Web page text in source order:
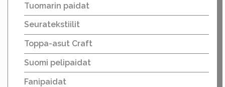
Tuomarin paidat
Seuratekstiilit
Toppa-asut Craft
Suomi pelipaidat
Fanipaidat